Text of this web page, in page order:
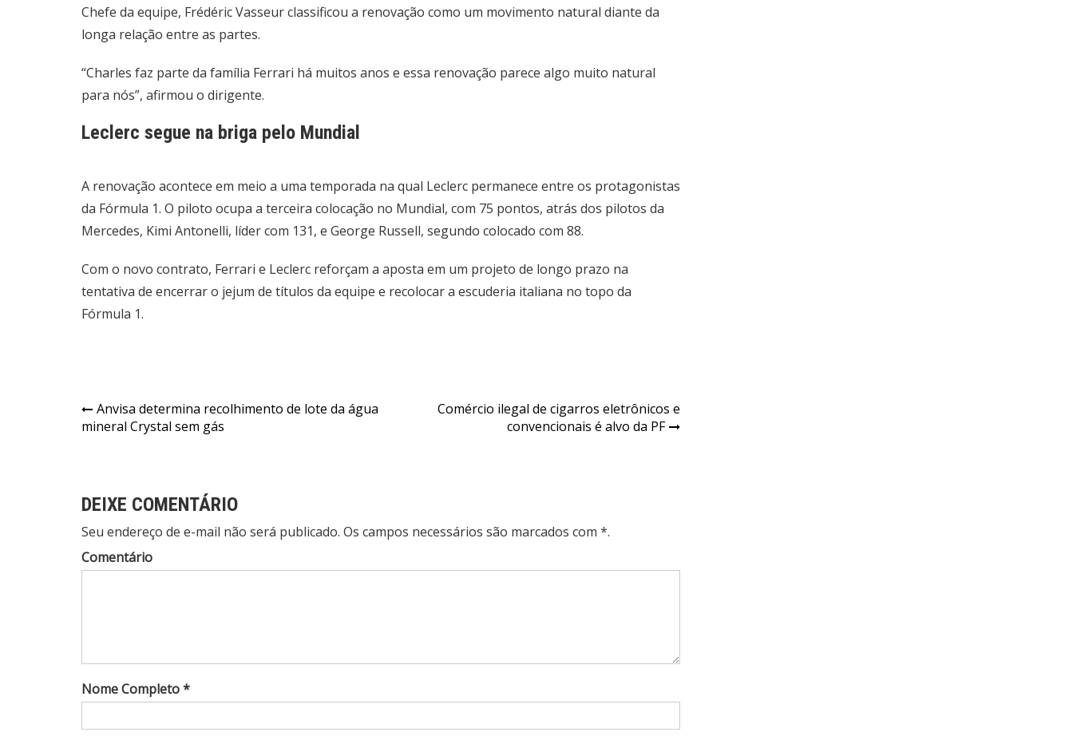
Chefe da equipe, Frédéric Vasseur classificou a renovação como um movimento natural diante da
longa relação entre as partes.
“Charles faz parte da família Ferrari há muitos anos e essa renovação parece algo muito natural
para nós”, afirmou o dirigente.
Leclerc segue na briga pelo Mundial
A renovação acontece em meio a uma temporada na qual Leclerc permanece entre os protagonistas
da Fórmula 1. O piloto ocupa a terceira colocação no Mundial, com 75 pontos, atrás dos pilotos da
Mercedes, Kimi Antonelli, líder com 131, e George Russell, segundo colocado com 88.
Com o novo contrato, Ferrari e Leclerc reforçam a aposta em um projeto de longo prazo na
tentativa de encerrar o jejum de títulos da equipe e recolocar a escuderia italiana no topo da
Fórmula 1.
Navegação
de
Anvisa determina recolhimento de lote da água
mineral Crystal sem gás
Comércio ilegal de cigarros eletrônicos e
convencionais é alvo da PF
DEIXE COMENTÁRIO
Seu endereço de e-mail não será publicado. Os campos necessários são marcados com *.
Comentário
Nome Completo *